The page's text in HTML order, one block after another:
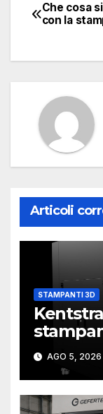
Che cosa
con la
Articoli
STAMPANTI 3D
diAGO 5, 2026